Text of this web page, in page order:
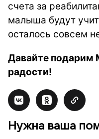
счета за
малыша будут
осталось совсем
Давайте подарим
радости!
Нужна ваша